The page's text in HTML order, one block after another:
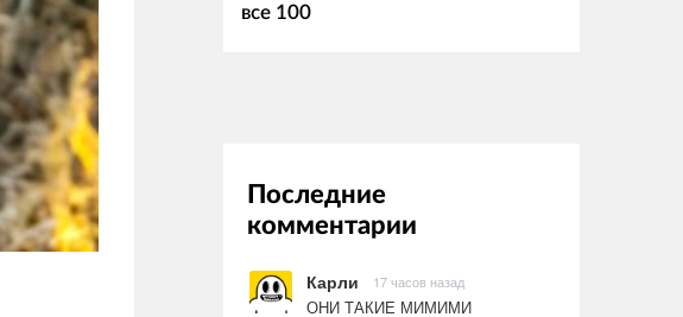
все 100
Последние
комментарии
Карли 17 часов назад
ОНИ ТАКИЕ МИМИМИ